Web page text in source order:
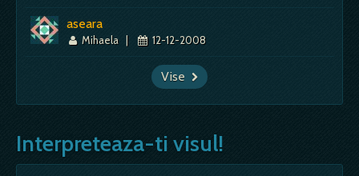
aseara
Mihaela | 12-12-2008
Vise
Interpreteaza-ti visul!